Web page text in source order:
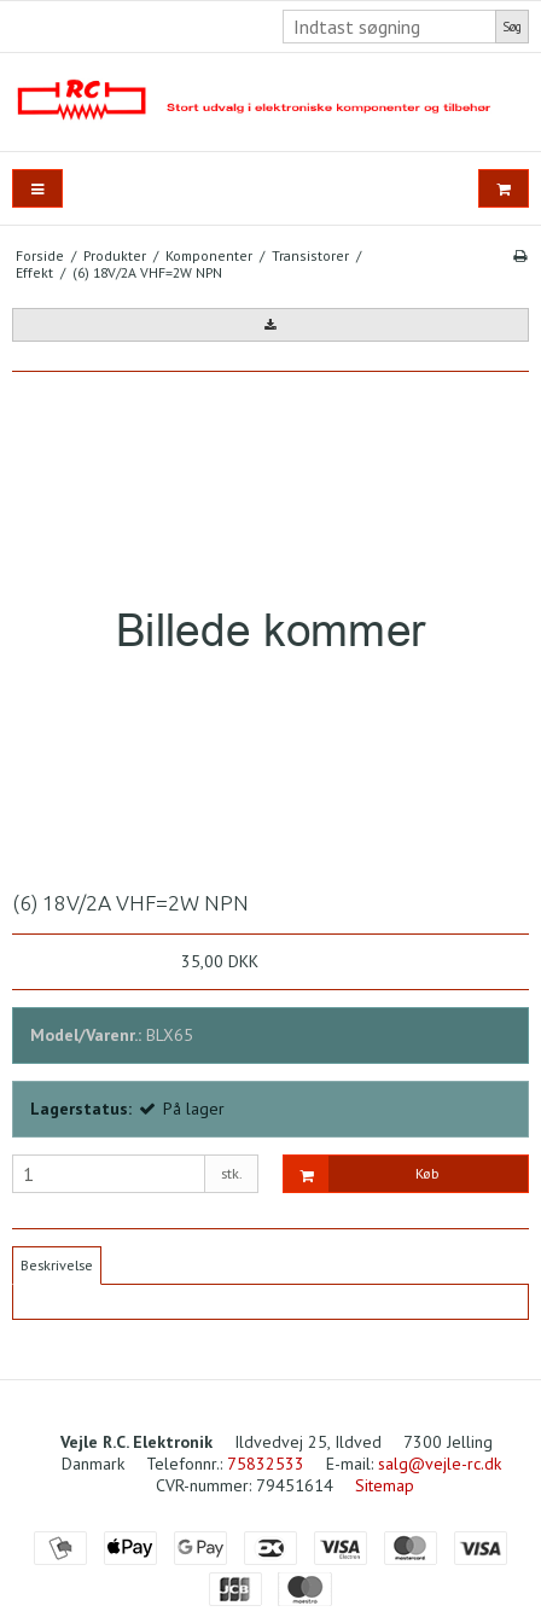
Søg
Forside / Produkter / Komponenter / Transistorer /
Effekt / (6) 18V/2A VHF=2W NPN
(6) 18V/2A VHF=2W NPN
35,00 DKK
Model/Varenr.: BLX65
Lagerstatus: På lager
stk. Køb
Beskrivelse
Vejle R.C. Elektronik Ildvedvej 25, Ildved
7300 Jelling
Danmark
Telefonnr.: 75832533 E-mail: salg@vejle-rc.dk
CVR-nummer: 79451614 Sitemap